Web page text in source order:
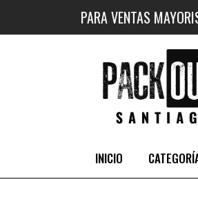
PARA VENTAS
INICIO